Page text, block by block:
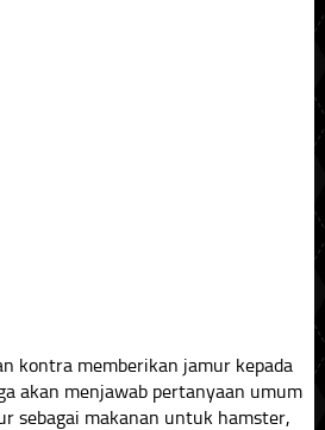
kontra memberikan jamur kepada
akan menjawab pertanyaan umum
sebagai makanan untuk hamster,